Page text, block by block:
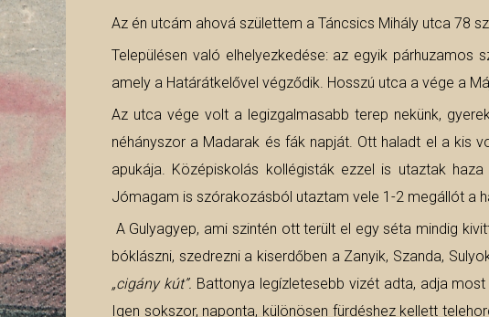
Az én utcám ahová születtem a Táncsics Mihály utca 78
Településen való elhelyezkedése: az egyik
amely a Határátkelővel végződik. Hosszú utca a vége a
Az utca vége volt a legizgalmasabb terep nekünk,
néhányszor a Madarak és fák napját. Ott haladt el a kis
apukája. Középiskolás kollégisták ezzel is utaztak
Jómagam is szórakozásból utaztam vele 1-2 megállót a
A Gulyagyep, ami szintén ott terült el egy séta mindig
bóklászni, szedrezni a kiserdőben a Zanyik, Szanda,
„cigány kút”. Battonya legízletesebb vizét adta, adja
Igen sokszor, naponta, különösen fürdéshez kellett